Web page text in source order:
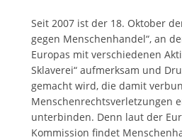
Seit 2007 ist der 18. Oktober
gegen Menschenhandel“, an
Europas mit verschiedenen
Sklaverei“ aufmerksam und
gemacht wird, die damit
Menschenrechtsverletzungen
unterbinden. Denn laut der
Kommission findet